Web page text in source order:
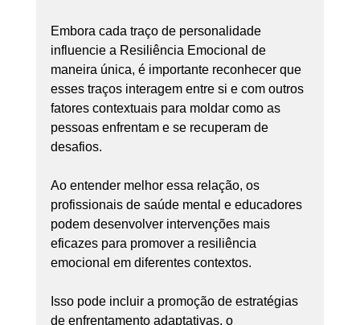
Embora cada traço de personalidade
influencie a Resiliência Emocional de
maneira única, é importante reconhecer que
esses traços interagem entre si e com outros
fatores contextuais para moldar como as
pessoas enfrentam e se recuperam de
desafios.
Ao entender melhor essa relação, os
profissionais de saúde mental e educadores
podem desenvolver intervenções mais
eficazes para promover a resiliência
emocional em diferentes contextos.
Isso pode incluir a promoção de estratégias
de enfrentamento adaptativas, o